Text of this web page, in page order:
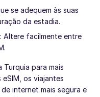
se adequem às suas
da estadia.
Altere facilmente entre
Turquia para mais
eSIM, os viajantes
internet mais segura e